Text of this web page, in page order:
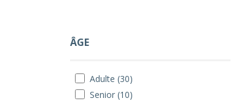
ÂGE
Adulte (30)
Senior (10)